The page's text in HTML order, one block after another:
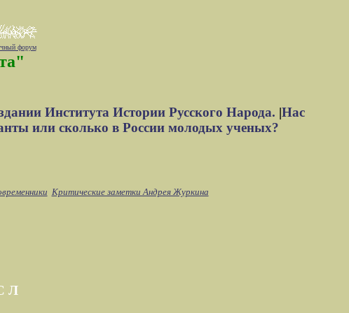
форум
Института Истории Русского Народа. |Нас
или сколько в России молодых ученых?
Критические заметки Андрея Журкина
Л